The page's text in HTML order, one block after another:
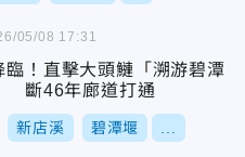
臨！直擊大頭鰱「溯游碧潭
斷46年廊道打通
新店溪 碧潭堰
05/08 17:31